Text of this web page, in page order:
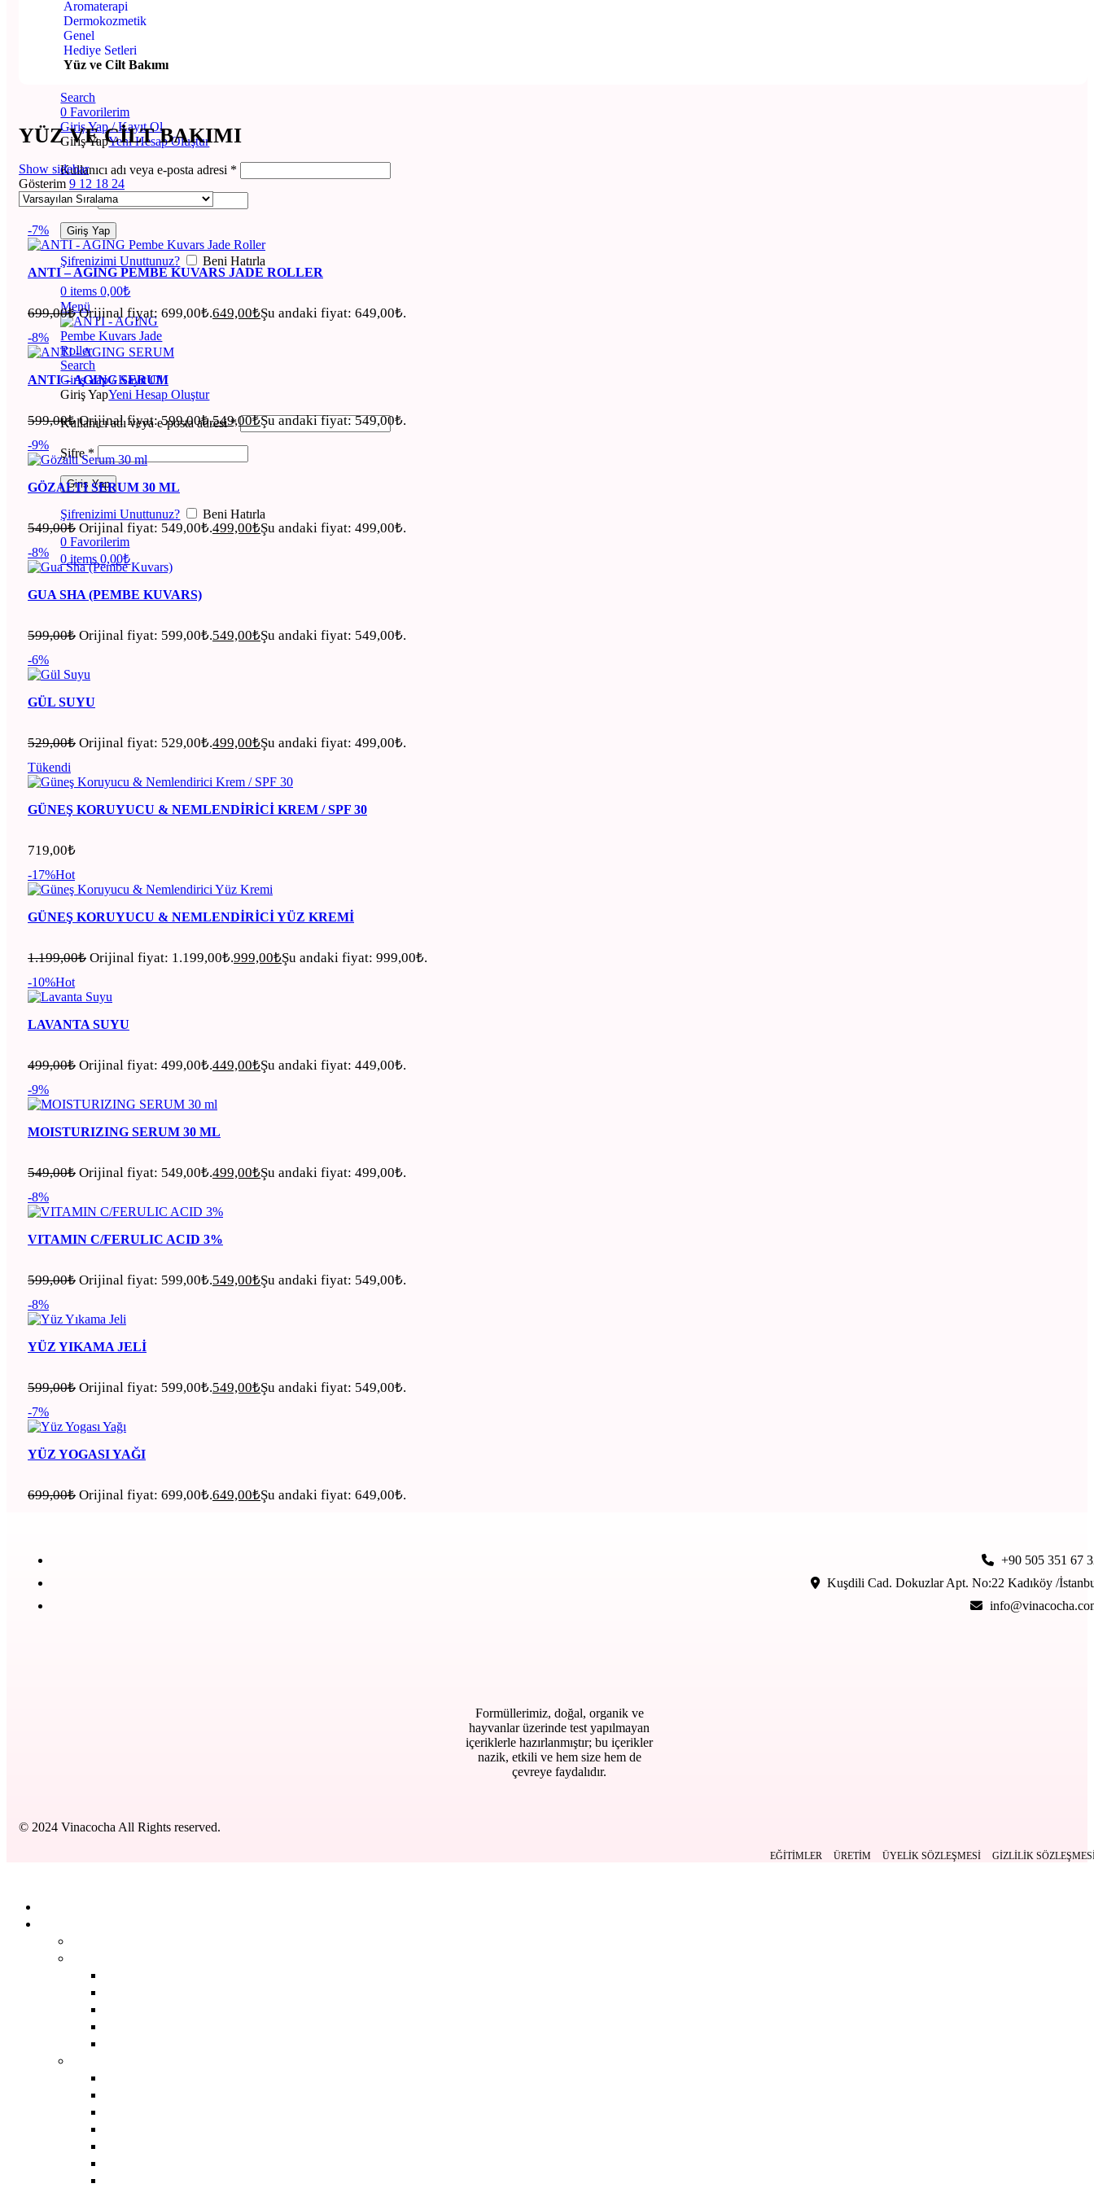
Mağaza
Hakkımızda
Kariyer
Blog
Search
0Favorilerim
Giriş Yap / Kayıt Ol
Giriş YapYeni Hesap Oluştur
Kullanıcı adı veya e-posta adresi *
Şifre*
Giriş Yap
Şifrenizimi Unuttunuz? Beni Hatırla
0items 0,00₺
Menü
Search
Giriş Yap / Kayıt Ol
Giriş YapYeni Hesap Oluştur
Kullanıcı adı veya e-posta adresi*
Şifre*
Giriş Yap
Şifrenizimi Unuttunuz?
Beni Hatırla
0Favorilerim
0items 0,00₺
Aromaterapi
Dermokozmetik
Genel
Hediye Setleri
Yüz ve Cilt Bakımı
YÜZ VE CILT BAKIMI
Show sidebar
Gösterim 9 12 18 24
-7%
ANTI – AGING PEMBE KUVARS JADE ROLLER
699,00₺ Orijinal fiyat: 699,00₺.649,00₺Şu andaki fiyat: 649,00₺.
-8%
ANTI – AGING SERUM
599,00₺ Orijinal fiyat: 599,00₺.549,00₺Şu andaki fiyat: 549,00₺.
-9%
GÖZALTI SERUM 30 ML
549,00₺ Orijinal fiyat: 549,00₺.499,00₺Şu andaki fiyat: 499,00₺.
-8%
GUA SHA (PEMBE KUVARS)
599,00₺ Orijinal fiyat: 599,00₺.549,00₺Şu andaki fiyat: 549,00₺.
-6%
GÜL SUYU
529,00₺ Orijinal fiyat: 529,00₺.499,00₺Şu andaki fiyat: 499,00₺.
Tükendi
GÜNEŞ KORUYUCU & NEMLENDIRICI KREM / SPF 30
719,00₺
-17%Hot
GÜNEŞ KORUYUCU & NEMLENDIRICI YÜZ KREMI
1.199,00₺ Orijinal fiyat: 1.199,00₺.999,00₺Şu andaki fiyat: 999,00₺.
-10%Hot
LAVANTA SUYU
499,00₺ Orijinal fiyat: 499,00₺.449,00₺Şu andaki fiyat: 449,00₺.
-9%
MOISTURIZING SERUM 30 ML
549,00₺ Orijinal fiyat: 549,00₺.499,00₺Şu andaki fiyat: 499,00₺.
-8%
VITAMIN C/FERULIC ACID 3%
599,00₺ Orijinal fiyat: 599,00₺.549,00₺Şu andaki fiyat: 549,00₺.
-8%
YÜZ YIKAMA JELI
599,00₺ Orijinal fiyat: 599,00₺.549,00₺Şu andaki fiyat: 549,00₺.
-7%
YÜZ YOGASI YAĞI
699,00₺ Orijinal fiyat: 699,00₺.649,00₺Şu andaki fiyat: 649,00₺.
+90 505 351 67
Kuşdili Cad. Dokuzlar Apt. No:22 Kadıköy /
Formüllerimiz, doğal, organik ve
hayvanlar üzerinde test yapılmayan
içeriklerle hazırlanmıştır; bu içerikler
nazik, etkili ve hem size hem de
çevreye faydalıdır.
© 2024 Vinacocha All Rights reserved.
EĞITIMLER ÜRETIM ÜYELIK SÖZLEŞMESI GIZLILIK